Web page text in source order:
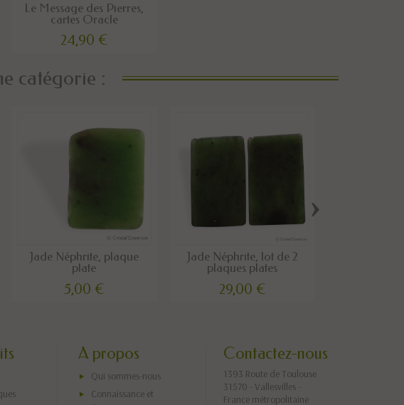
Le Message des Pierres,
cartes Oracle
24,90 €
catégorie :
Jade Néphrite, plaque
plate
5,00 €
Jade Néphrite, lot de 2
plaques plates
29,00 €
›
A propos
Qui sommes-nous
Connaissance et
Contactez-nous
1393 Route de Toulouse
31570 - Vallesvilles -
France métropolitaine